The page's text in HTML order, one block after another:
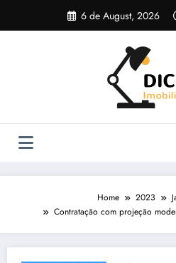
content
6 de August, 2026
Home 2023
Contratação com projeção